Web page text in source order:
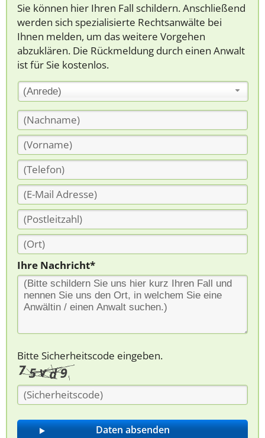
Sie können hier Ihren Fall schildern. Anschließend
werden sich spezialisierte Rechtsanwälte bei
Ihnen melden, um das weitere Vorgehen
abzuklären. Die Rückmeldung durch einen Anwalt
ist für Sie kostenlos.
(Anrede)
Ihre Nachricht*
Bitte Sicherheitscode eingeben.